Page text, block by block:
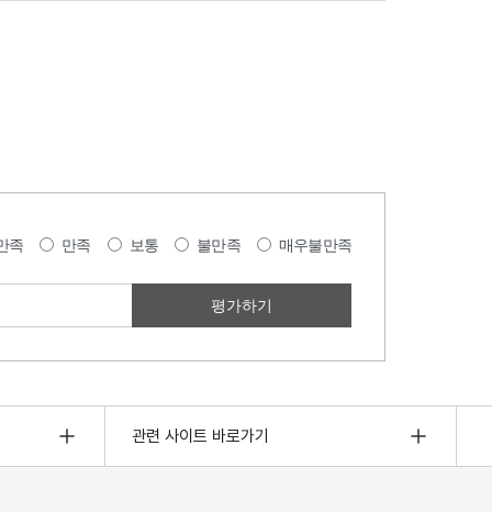
족 만족 보통 불만족 매우불만족
관련 사이트 바로가기